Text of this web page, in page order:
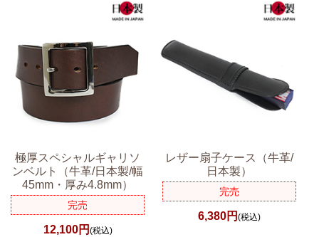
極厚スペシャルギャリソ
ンベルト（牛革/日本製/幅
45mm・厚み4.8mm）
完売
12,100円 (税込)
レザー扇子ケース（牛革/
日本製）
完売
6,380円 (税込)